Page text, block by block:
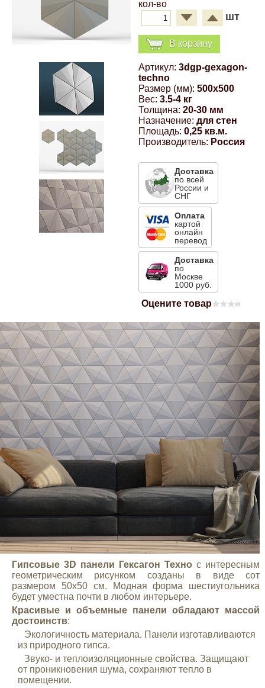
кол-во
шт
В корзину
Артикул: 3dgp-gexagon-
techno
Размер (мм): 500x500
Вес: 3.5-4 кг
Толщина: 20-30 мм
Назначение: для стен
Площадь: 0,25 кв.м.
Производитель: Россия
Доставка
по всей
России и
СНГ
Оплата
картой
онлайн
перевод
Доставка
по
Москве
1000 руб.
Оцените товар (0)
Гипсовые 3D панели Гексагон Техно с интересным
геометрическим рисунком созданы в виде сот
размером 50х50 см. Модная форма шестиугольника
будет уместна почти в любом интерьере.
Красивые и объемные панели обладают массой
достоинств:
Экологичность материала. Панели изготавливаются
из природного гипса.
Звуко- и теплоизоляционные свойства. Защищают
от проникновения шума, сохраняют тепло в
помещении.
Компрессионные фитинги Poliext
Renault
Suzuki
Toyota
Volkswagen
УАЗ
Дополнительные товары
Флуоресцентные краски
Шпатлевки, штукатурки
Эмали универсальные акриловые
Грунтовки, защитные лаки
Магнитные панели на холодильник